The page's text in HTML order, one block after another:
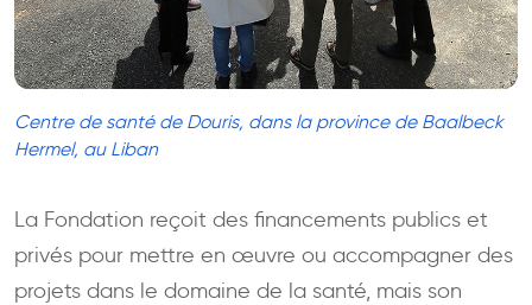
Centre de santé de Douris, dans la province de Baalbeck
Hermel, au Liban
La Fondation reçoit des financements publics et
privés pour mettre en œuvre ou accompagner des
projets dans le domaine de la santé, mais son